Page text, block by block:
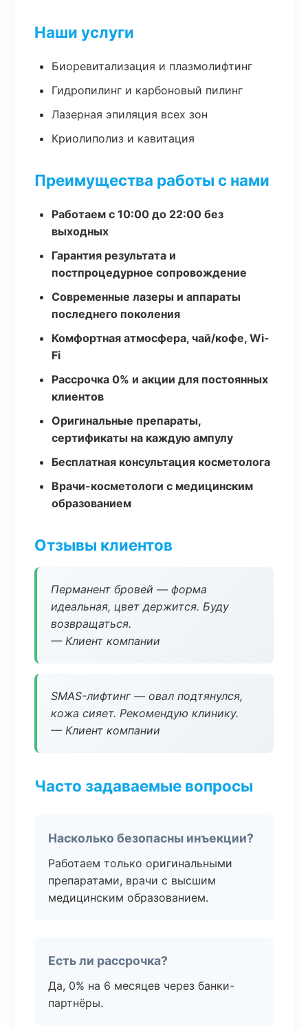
Наши услуги
Биоревитализация и плазмолифтинг
Гидропилинг и карбоновый пилинг
Лазерная эпиляция всех зон
Криолиполиз и кавитация
Преимущества работы с нами
Работаем с 10:00 до 22:00 без
выходных
Гарантия результата и
постпроцедурное сопровождение
Современные лазеры и аппараты
последнего поколения
Комфортная атмосфера, чай/кофе, Wi-
Fi
Рассрочка 0% и акции для постоянных
клиентов
Оригинальные препараты,
сертификаты на каждую ампулу
Бесплатная консультация косметолога
Врачи-косметологи с медицинским
образованием
Отзывы клиентов
Перманент бровей — форма
идеальная, цвет держится. Буду
возвращаться.
— Клиент компании
SMAS-лифтинг — овал подтянулся,
кожа сияет. Рекомендую клинику.
— Клиент компании
Часто задаваемые вопросы
Насколько безопасны инъекции?
Работаем только оригинальными
препаратами, врачи с высшим
медицинским образованием.
Есть ли рассрочка?
Да, 0% на 6 месяцев через банки-
партнёры.